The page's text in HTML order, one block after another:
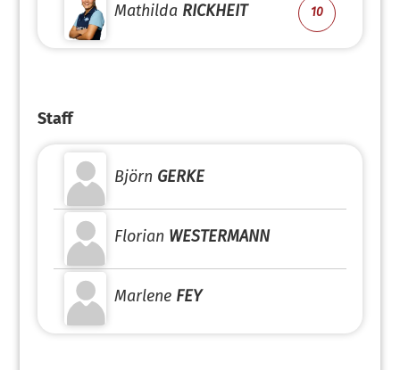
Mathilda RICKHEIT 10
Staff
Björn GERKE
Florian WESTERMANN
Marlene FEY